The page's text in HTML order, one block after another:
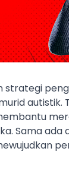
strategi
autistik.
Sama ada